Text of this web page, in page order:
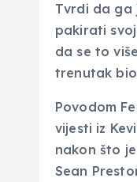
Tvrdi da ga
pakirati
da se to
trenutak
Povodom
vijesti iz
nakon što
Sean